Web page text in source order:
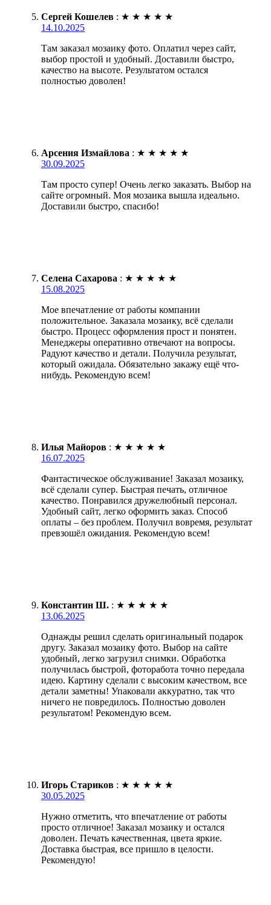
Сергей Кошелев : ★ ★ ★ ★ ★
14.10.2025
Там заказал мозаику фото. Оплатил через сайт,
выбор простой и удобный. Доставили быстро,
качество на высоте. Результатом остался
полностью доволен!
Арсения Измайлова : ★ ★ ★ ★ ★
30.09.2025
Там просто супер! Очень легко заказать. Выбор на
сайте огромный. Моя мозаика вышла идеально.
Доставили быстро, спасибо!
Селена Сахарова : ★ ★ ★ ★ ★
15.08.2025
Мое впечатление от работы компании
положительное. Заказала мозаику, всё сделали
быстро. Процесс оформления прост и понятен.
Менеджеры оперативно отвечают на вопросы.
Радуют качество и детали. Получила результат,
который ожидала. Обязательно закажу ещё что-
нибудь. Рекомендую всем!
Илья Майоров : ★ ★ ★ ★ ★
16.07.2025
Фантастическое обслуживание! Заказал мозаику,
всё сделали супер. Быстрая печать, отличное
качество. Понравился дружелюбный персонал.
Удобный сайт, легко оформить заказ. Способ
оплаты – без проблем. Получил вовремя, результат
превзошёл ожидания. Рекомендую всем!
Константин Ш. : ★ ★ ★ ★ ★
13.06.2025
Однажды решил сделать оригинальный подарок
другу. Заказал мозаику фото. Выбор на сайте
удобный, легко загрузил снимки. Обработка
получилась быстрой, фоторабота точно передала
идею. Картину сделали с высоким качеством, все
детали заметны! Упаковали аккуратно, так что
ничего не повредилось. Полностью доволен
результатом! Рекомендую всем.
Игорь Стариков : ★ ★ ★ ★ ★
30.05.2025
Нужно отметить, что впечатление от работы
просто отличное! Заказал мозаику и остался
доволен. Печать качественная, цвета яркие.
Доставка быстрая, все пришло в целости.
Рекомендую!